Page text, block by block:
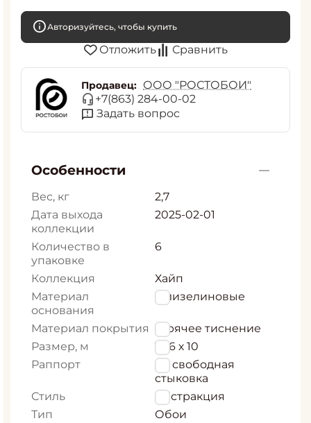
Авторизуйтесь, чтобы купить
Отложить Сравнить
Продавец: ООО "РОСТОБОИ"
+7(863) 284-00-02
Задать вопрос
Особенности
Вес, кг
2,7
Дата выхода
коллекции
2025-02-01
Количество в
упаковке
6
Коллекция
Хайп
Материал
основания
Флизелиновые
Материал покрытия Горячее тиснение
Размер, м
1,06 х 10
Раппорт
64 свободная
стыковка
Стиль
Абстракция
Тип
Обои